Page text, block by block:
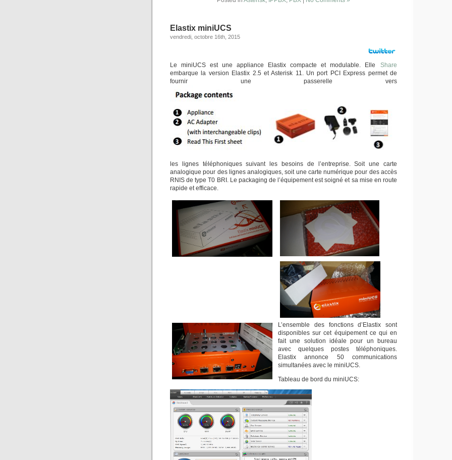
Elastix miniUCS
vendredi, octobre 16th, 2015
Share
Le miniUCS est une appliance Elastix compacte et modulable. Elle
embarque la version Elastix 2.5 et Asterisk 11. Un port PCI Express permet de
fournir une passerelle vers
les lignes téléphoniques suivant les besoins de l’entreprise. Soit une carte
analogique pour des lignes analogiques, soit une carte numérique pour des accès
RNIS de type T0 BRI. Le packaging de l’équipement est soigné et sa mise en route
rapide et efficace.
L’ensemble des fonctions d’Elastix sont
disponibles sur cet équipement ce qui en
fait une solution idéale pour un bureau
avec quelques postes téléphoniques.
Elastix annonce 50 communications
simultanées avec le miniUCS.
Tableau de bord du miniUCS: